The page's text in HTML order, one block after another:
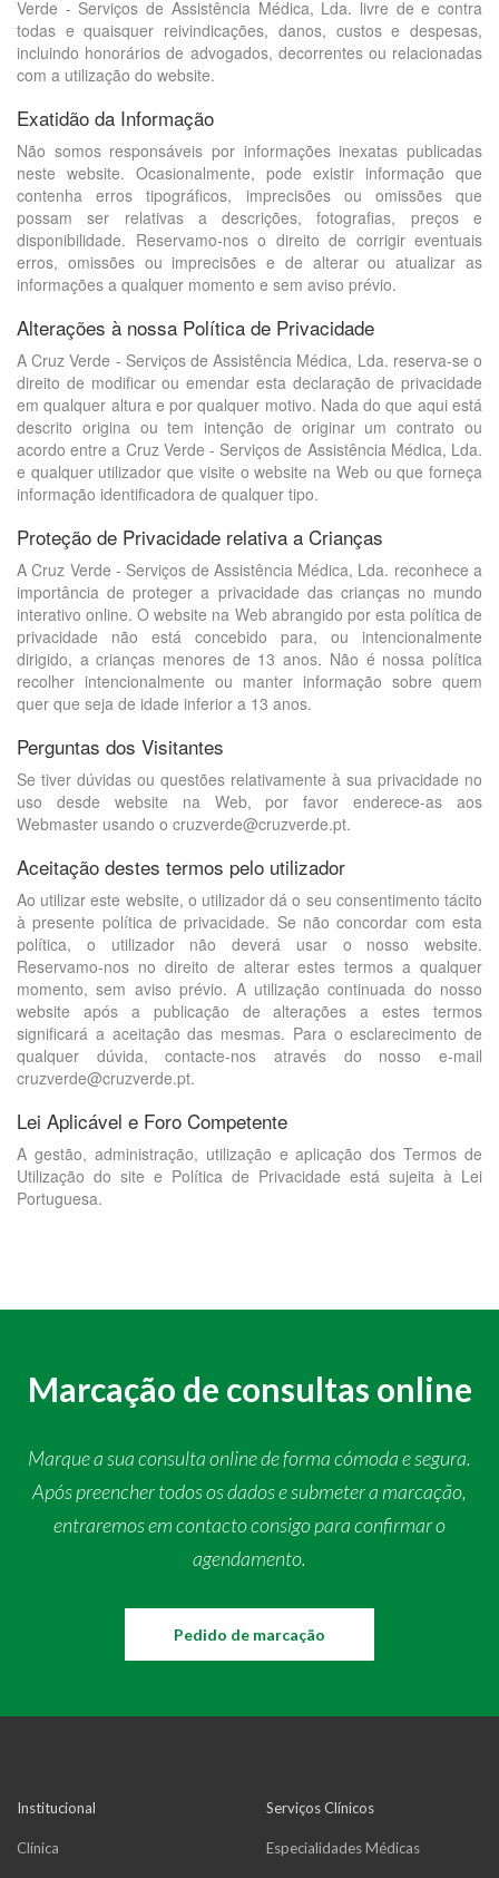
Verde - Serviços de Assistência Médica, Lda. livre de e contra
todas e quaisquer reivindicações, danos, custos e despesas,
incluindo honorários de advogados, decorrentes ou relacionadas
com a utilização do website.
Exatidão da Informação
Não somos responsáveis por informações inexatas publicadas
neste website. Ocasionalmente, pode existir informação que
contenha erros tipográficos, imprecisões ou omissões que
possam ser relativas a descrições, fotografias, preços e
disponibilidade. Reservamo-nos o direito de corrigir eventuais
erros, omissões ou imprecisões e de alterar ou atualizar as
informações a qualquer momento e sem aviso prévio.
Alterações à nossa Política de Privacidade
A Cruz Verde - Serviços de Assistência Médica, Lda. reserva-se o
direito de modificar ou emendar esta declaração de privacidade
em qualquer altura e por qualquer motivo. Nada do que aqui está
descrito origina ou tem intenção de originar um contrato ou
acordo entre a Cruz Verde - Serviços de Assistência Médica, Lda.
e qualquer utilizador que visite o website na Web ou que forneça
informação identificadora de qualquer tipo.
Proteção de Privacidade relativa a Crianças
A Cruz Verde - Serviços de Assistência Médica, Lda. reconhece a
importância de proteger a privacidade das crianças no mundo
interativo online. O website na Web abrangido por esta política de
privacidade não está concebido para, ou intencionalmente
dirigido, a crianças menores de 13 anos. Não é nossa política
recolher intencionalmente ou manter informação sobre quem
quer que seja de idade inferior a 13 anos.
Perguntas dos Visitantes
Se tiver dúvidas ou questões relativamente à sua privacidade no
uso desde website na Web, por favor enderece-as aos
Webmaster usando o cruzverde@cruzverde.pt.
Aceitação destes termos pelo utilizador
Ao utilizar este website, o utilizador dá o seu consentimento tácito
à presente política de privacidade. Se não concordar com esta
política, o utilizador não deverá usar o nosso website.
Reservamo-nos no direito de alterar estes termos a qualquer
momento, sem aviso prévio. A utilização continuada do nosso
website após a publicação de alterações a estes termos
significará a aceitação das mesmas. Para o esclarecimento de
qualquer dúvida, contacte-nos através do nosso e-mail
cruzverde@cruzverde.pt.
Lei Aplicável e Foro Competente
A gestão, administração, utilização e aplicação dos Termos de
Utilização do site e Política de Privacidade está sujeita à Lei
Portuguesa.
Marcação de consultas online
Marque a sua consulta online de forma cómoda e segura.
Após preencher todos os dados e submeter a marcação,
entraremos em contacto consigo para confirmar o
agendamento.
Pedido de marcação
Institucional
Clínica
Serviços Clínicos
Especialidades Médicas